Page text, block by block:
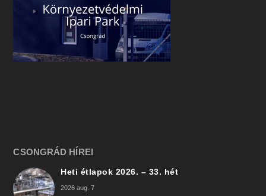
CSONGRÁD HÍREI
Heti étlapok 2026. – 33. hét
2026 aug. 7